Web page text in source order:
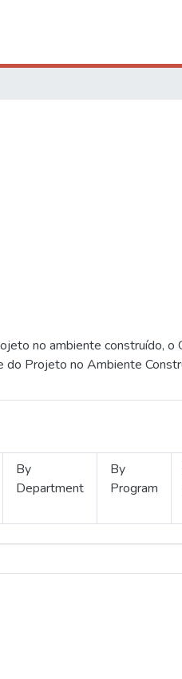
no ambiente construído, o
do Projeto no Ambiente
By
Department
By
Program